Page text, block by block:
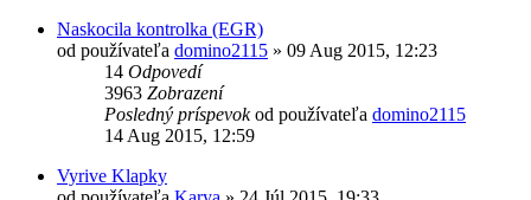
Naskocila kontrolka (EGR)
od používateľa domino2115 » 09 Aug 2015, 12:23
14 Odpovedí
3963 Zobrazení
Posledný príspevokod používateľa domino2115
14 Aug 2015, 12:59
Vyrive Klapky